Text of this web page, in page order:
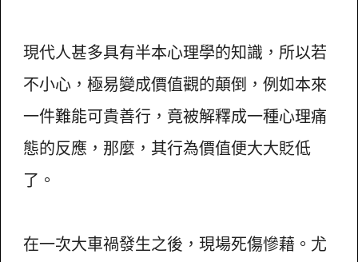
現代人甚多具有半本心理學的知識，所以若
不小心，極易變成價值觀的顛倒，例如本來
一件難能可貴善行，竟被解釋成一種心理痛
態的反應，那麼，其行為價值便大大貶低
了。
在一次大車禍發生之後，現場死傷慘藉。尤